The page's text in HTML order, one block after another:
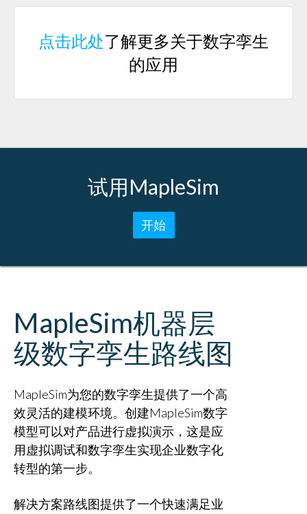
点击此处了解更多关于数字孪生
的应用
试用MapleSim
开始
MapleSim机器层
级数字孪生路线图
MapleSim为您的数字孪生提供了一个高
效灵活的建模环境。创建MapleSim数字
模型可以对产品进行虚拟演示，这是应
用虚拟调试和数字孪生实现企业数字化
转型的第一步。
解决方案路线图提供了一个快速满足业